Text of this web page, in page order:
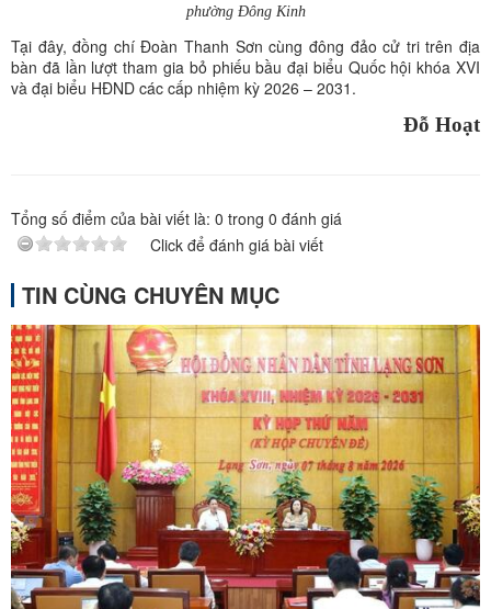
phường Đông Kinh
Tại đây, đồng chí Đoàn Thanh Sơn cùng đông đảo cử tri trên địa
bàn đã lần lượt tham gia bỏ phiếu bầu đại biểu Quốc hội khóa XVI
và đại biểu HĐND các cấp nhiệm kỳ 2026 – 2031.
Đỗ Hoạt
Tổng số điểm của bài viết là: 0 trong 0 đánh giá
Click để đánh giá bài viết
TIN CÙNG CHUYÊN MỤC